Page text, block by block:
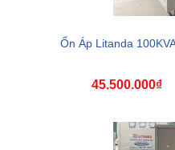
Ổn Áp Litanda
45.500.000₫